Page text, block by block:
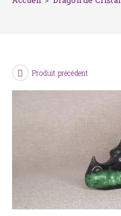
Produit précédent